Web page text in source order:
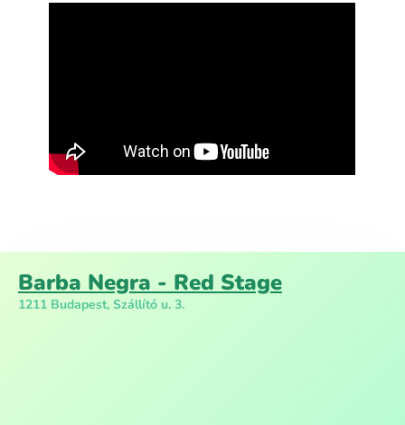
Barba Negra - Red Stage
1211 Budapest, Szállító u. 3.